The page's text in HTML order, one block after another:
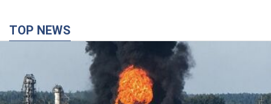
TOP NEWS